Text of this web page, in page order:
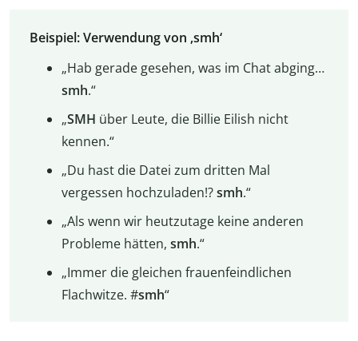
Beispiel: Verwendung von ‚smh‘
„Hab gerade gesehen, was im Chat abging…
smh.“
„SMH über Leute, die Billie Eilish nicht
kennen.“
„Du hast die Datei zum dritten Mal
vergessen hochzuladen!?smh.“
„Als wenn wir heutzutage keine anderen
Probleme hätten, smh.“
„Immer die gleichen frauenfeindlichen
Flachwitze. #smh“